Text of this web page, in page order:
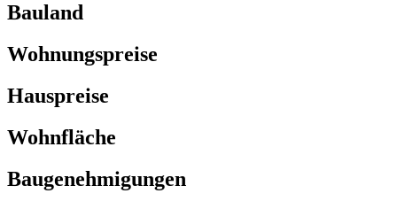
Bauland
Wohnungspreise
Hauspreise
Wohnfläche
Baugenehmigungen